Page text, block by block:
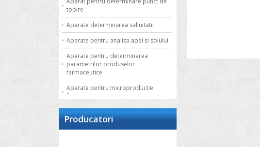
topire
Aparate determinarea salinitatii
Aparate pentru analiza apei si solului
Aparate pentru determinarea
parametrilor produselor
farmaceutice
Aparate pentru microproductie
farmaceutica
Producatori